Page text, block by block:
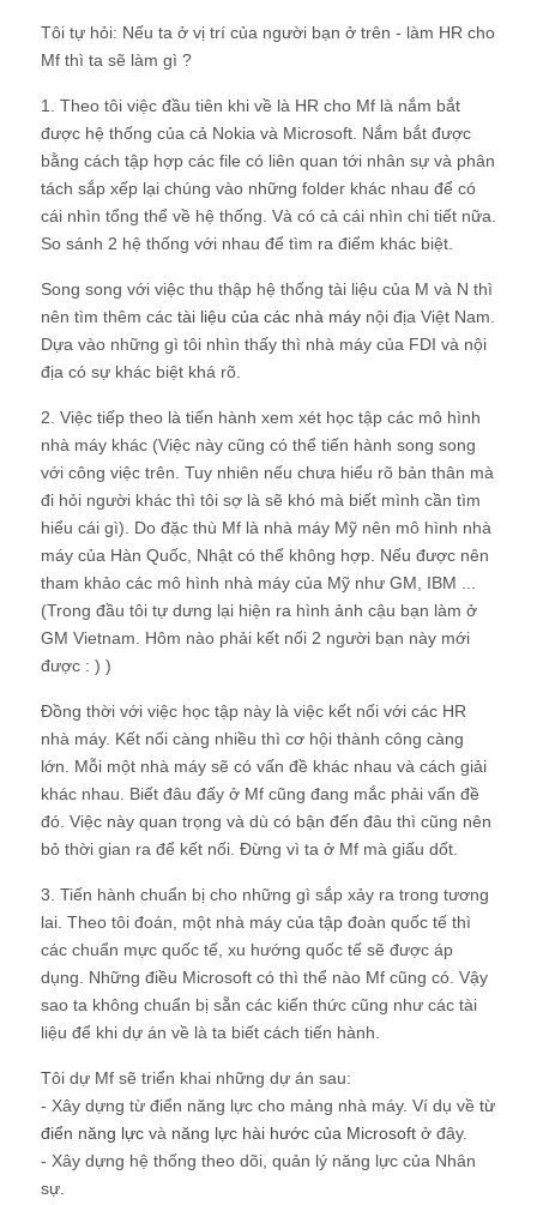
Tôi tự hỏi: Nếu ta ở vị trí của người bạn ở trên - làm HR cho
Mf thì ta sẽ làm gì ?
1. Theo tôi việc đầu tiên khi về là HR cho Mf là nắm bắt
được hệ thống của cả Nokia và Microsoft . Nắm bắt được
bằng cách tập hợp các file có liên quan tới nhân sự và phân
tách sắp xếp lại chúng vào những folder khác nhau để có
cái nhìn tổng thể về hệ thống. Và có cả cái nhìn chi tiết nữa.
So sánh 2 hệ thống với nhau để tìm ra điểm khác biệt.
Song song với việc thu thập hệ thống tài liệu của M và N thì
nên tìm thêm các tài liệu của các nhà máy nội địa Việt Nam.
Dựa vào những gì tôi nhìn thấy thì nhà máy của FDI và nội
địa có sự khác biệt khá rõ.
2. Việc tiếp theo là tiến hành xem xét học tập các mô hình
nhà máy khác (Việc này cũng có thể tiến hành song song
với công việc trên. Tuy nhiên nếu chưa hiểu rõ bản thân mà
đi hỏi người khác thì tôi sợ là sẽ khó mà biết mình cần tìm
hiểu cái gì). Do đặc thù Mf là nhà máy Mỹ nên mô hình nhà
máy của Hàn Quốc, Nhật có thể không hợp. Nếu được nên
tham khảo các mô hình nhà máy của Mỹ như GM, IBM ...
(Trong đầu tôi tự dưng lại hiện ra hình ảnh cậu bạn làm ở
GM Vietnam. Hôm nào phải kết nối 2 người bạn này mới
được : ) )
Đồng thời với việc học tập này là việc kết nối với các HR
nhà máy. Kết nối càng nhiều thì cơ hội thành công càng
lớn. Mỗi một nhà máy sẽ có vấn đề khác nhau và cách giải
khác nhau. Biết đâu đấy ở Mf cũng đang mắc phải vấn đề
đó. Việc này quan trọng và dù có bận đến đâu thì cũng nên
bỏ thời gian ra để kết nối. Đừng vì ta ở Mf mà giấu dốt.
3. Tiến hành chuẩn bị cho những gì sắp xảy ra trong tương
lai . Theo tôi đoán, một nhà máy của tập đoàn quốc tế thì
các chuẩn mực quốc tế, xu hướng quốc tế sẽ được áp
dụng. Những điều Microsoft có thì thể nào Mf cũng có. Vậy
sao ta không chuẩn bị sẵn các kiến thức cũng như các tài
liệu để khi dự án về là ta biết cách tiến hành.
Tôi dự Mf sẽ triển khai những dự án sau:
- Xây dựng từ điển năng lực cho mảng nhà máy. Ví dụ về từ
điển năng lực và năng lực hài hước của Microsoft ở đây.
- Xây dựng hệ thống theo dõi, quản lý năng lực của Nhân
sự.